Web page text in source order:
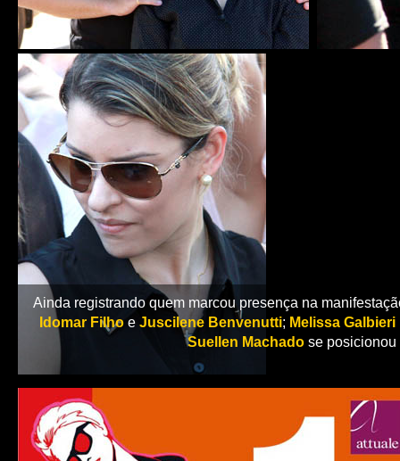
Ainda registrando quem marcou presença na
Idomar Filho eJuscilene Benvenutti; Melissa Galbieri
Suellen Machado se